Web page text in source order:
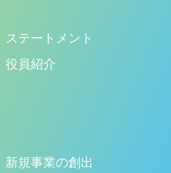
ステートメント
役員紹介
新規事業の創出